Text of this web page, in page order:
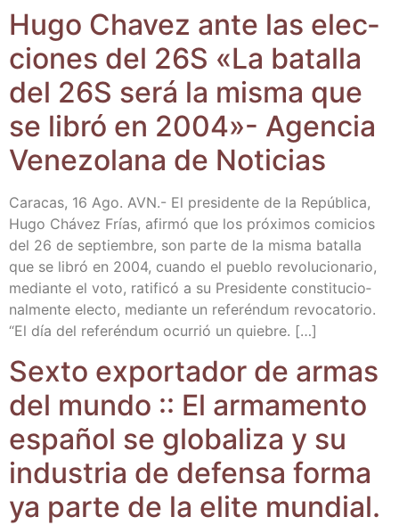
Hugo Cha­vez ante las elec­
cio­nes del 26S «La bata­lla
del 26S será la mis­ma que
se libró en 2004»- Agen­cia
Vene­zo­la­na de Noticias
Cara­cas, 16 Ago. AVN.- El pre­si­den­te de la Repú­bli­ca,
Hugo Chá­vez Frías, afir­mó que los pró­xi­mos comi­cios
del 26 de sep­tiem­bre, son par­te de la mis­ma bata­lla
que se libró en 2004, cuan­do el pue­blo revo­lu­cio­na­rio,
median­te el voto, rati­fi­có a su Pre­si­den­te cons­ti­tu­cio­
nal­men­te elec­to, median­te un refe­rén­dum revo­ca­to­rio.
“El día del refe­rén­dum ocu­rrió un quiebre. […]
Sex­to expor­ta­dor de armas
del mun­do :: El arma­men­to
espa­ñol se glo­ba­li­za y su
indus­tria de defen­sa for­ma
ya par­te de la eli­te mundial.